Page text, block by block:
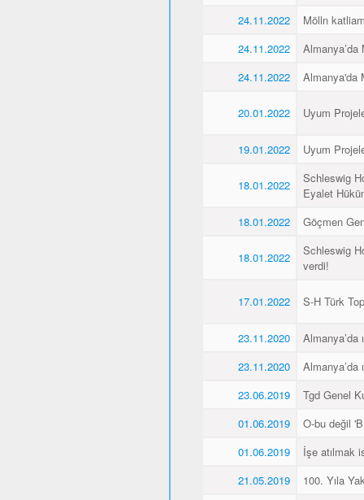
24.11.2022
Mölln
24.11.2022
Almanya’da
24.11.2022
Almanya'da
20.01.2022 Uyum
19.01.2022 Uyum
18.01.2022
Schleswig
Eyalet
18.01.2022
Göçmen
18.01.2022
Schleswig
verdi!
17.01.2022 S-H Türk
23.11.2020
Almanya’da
23.11.2020
Almanya’da
23.06.2019
Tgd Genel
01.06.2019
O-bu değil
01.06.2019
İşe atılmak
21.05.2019
100. Yıla